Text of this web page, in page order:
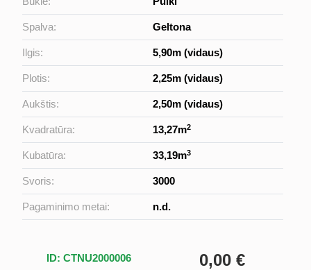
Spalva: Geltona
Ilgis: 5,90m (vidaus)
Plotis: 2,25m (vidaus)
Aukštis: 2,50m (vidaus)
Kvadratūra: 13,27m2
Kubatūra: 33,19m3
Svoris: 3000
Pagaminimo metai: n.d.
ID: CTNU2000006
0,00 €